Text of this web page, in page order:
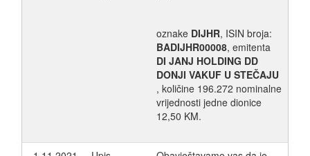
oznake DIJHR, ISIN broja:
BADIJHR00008, emitenta
DI JANJ HOLDING DD
DONJI VAKUF U STEČAJU
, količine 196.272 nominalne
vrijednosti jedne dionice
12,50 KM.